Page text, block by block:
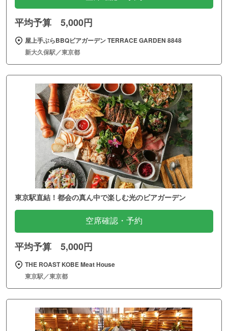
平均予算 5,000円
屋上手ぶらBBQビアガーデン TERRACE GARDEN 8848
新大久保駅／東京都
東京駅直結！都会の真ん中で楽しむ光のビアガーデン
空席確認・予約
平均予算 5,000円
THE ROAST KOBE Meat House
東京駅／東京都